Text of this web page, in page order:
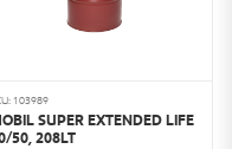
103989
SUPER EXTENDED LIFE
50, 208LT